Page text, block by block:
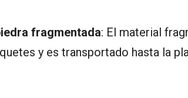
fragmentada: El material
y es transportado hasta la